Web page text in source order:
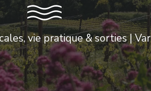
vie pratique & sorties | Var